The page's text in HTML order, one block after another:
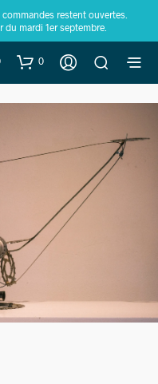
commandes restent ouvertes.
mardi 1er septembre.
0